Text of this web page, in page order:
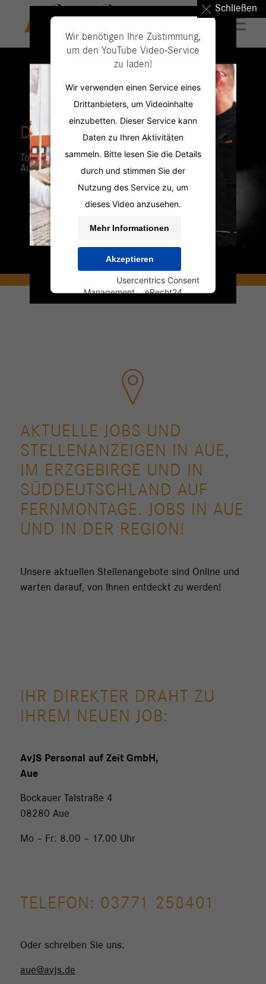
Schließen
Wir benötigen Ihre Zustimmung,
um den YouTube Video-Service
zu laden!
Wir verwenden einen Service eines
Drittanbieters, um Videoinhalte
einzubetten. Dieser Service kann
Daten zu Ihren Aktivitäten
sammeln. Bitte lesen Sie die Details
durch und stimmen Sie der
Nutzung des Service zu, um
dieses Video anzusehen.
Mehr Informationen
Akzeptieren
Usercentrics Consent
Management&eRecht24
DIE PERSONAL PROFILER
Top Jobs in
Aue
AKTUELLE JOBS UND
STELLENANZEIGEN IN AUE,
IM ERZGEBIRGE UND IN
SÜDDEUTSCHLAND AUF
FERNMONTAGE. JOBS IN AUE
UND IN DER REGION!
Unsere aktuellen Stellenangebote sind Online und
warten darauf, von Ihnen entdeckt zu werden!
IHR DIREKTER DRAHT ZU
IHREM NEUEN JOB:
AvJS Personal auf Zeit GmbH,
Aue
Bockauer Talstraße 4
08280 Aue
Mo – Fr: 8.00 – 17.00 Uhr
TELEFON: 03771 258401
Oder schreiben Sie uns:
aue@avjs.de